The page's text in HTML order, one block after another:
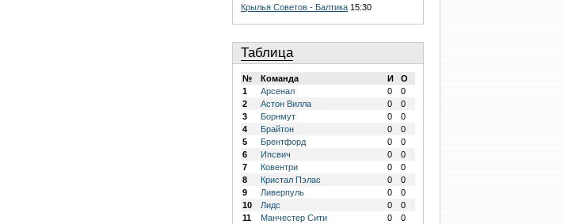
Крылья Советов - Балтика 15:30
Таблица
№ Команда И
О
1
Арсенал 0
0
2
Астон Вилла 0
0
3
Борнмут 0
0
4
Брайтон 0
0
5
Брентфорд 0
0
6
Ипсвич 0
0
7
Ковентри 0
0
8
Кристал Пэлас 0
0
9
Ливерпуль 0
0
10
Лидс 0
0
11
Манчестер Сити 0
0